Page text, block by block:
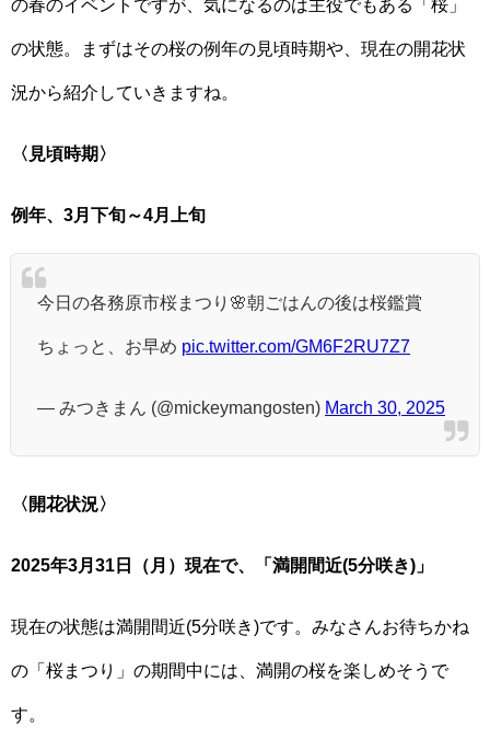
の春のイベントですが、気になるのは主役でもある「桜」
の状態。まずはその桜の例年の見頃時期や、現在の開花状
況から紹介していきますね。
〈見頃時期〉
例年、3月下旬～4月上旬
今日の各務原市桜まつり🌸朝ごはんの後は桜鑑賞
ちょっと、お早め pic.twitter.com/GM6F2RU7Z7
— みつきまん (@mickeymangosten) March 30, 2025
〈開花状況〉
2025年3月31日（月）現在で、「満開間近(5分咲き)」
現在の状態は満開間近(5分咲き)です。みなさんお待ちかね
の「桜まつり」の期間中には、満開の桜を楽しめそうで
す。